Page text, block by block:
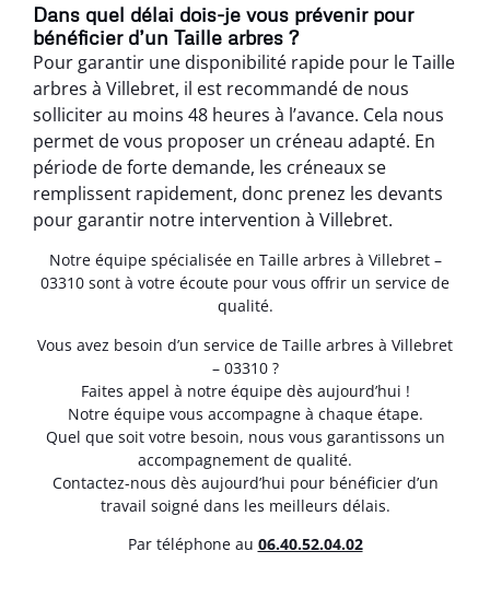
Dans quel délai dois-je vous prévenir pour
bénéficier d’un Taille arbres ?
Pour garantir une disponibilité rapide pour le Taille
arbres à Villebret, il est recommandé de nous
solliciter au moins 48 heures à l’avance. Cela nous
permet de vous proposer un créneau adapté. En
période de forte demande, les créneaux se
remplissent rapidement, donc prenez les devants
pour garantir notre intervention à Villebret.
Notre équipe spécialisée en Taille arbres à Villebret –
03310 sont à votre écoute pour vous offrir un service de
qualité.
Vous avez besoin d’un service de Taille arbres à Villebret
– 03310 ?
Faites appel à notre équipe dès aujourd’hui !
Notre équipe vous accompagne à chaque étape.
Quel que soit votre besoin, nous vous garantissons un
accompagnement de qualité.
Contactez-nous dès aujourd’hui pour bénéficier d’un
travail soigné dans les meilleurs délais.
Par téléphone au 06.40.52.04.02